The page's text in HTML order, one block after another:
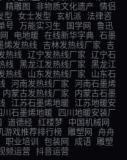
精雕图 非物质文化遗产
情侣
型 女士发型 玄机派
法律咨
号 万能实习生 国学网
鲁迅
电地暖 在线新华字典 石墨
烯发热线 吉林发热线厂家
吉
热线 辽宁发热线厂家
辽宁石
线 黑龙江发热线厂家
黑龙江
热线 山东发热线厂家
山东石
河南发热线厂家
河南石墨烯
内蒙古发热线厂家
内蒙古石墨
江苏石墨烯地暖
江苏地暖安
川石墨烯地暖
四川地暖安装厂
道德经 红楼梦
中国机械网
游戏推荐排行榜 雕塑网
舟舟
职业培训 包装网 成语
雕塑
频运营 抖音运营